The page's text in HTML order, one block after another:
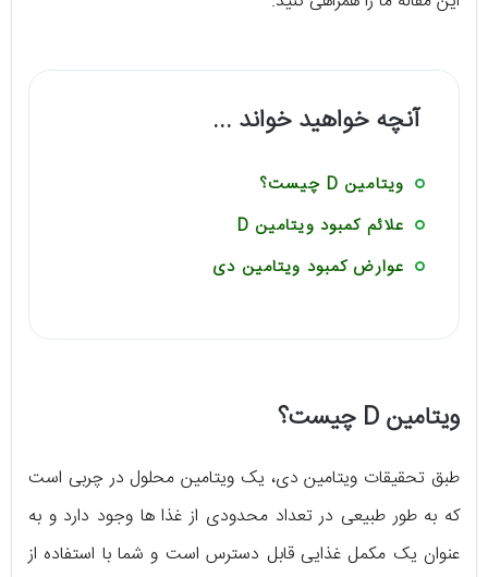
آنچه خواهید خواند ...
ویتامین D چیست؟
علائم کمبود ویتامین D
عوارض کمبود ویتامین دی
ویتامین D چیست؟
طبق تحقیقات ویتامین دی، یک ویتامین محلول در چربی است
که به طور طبیعی در تعداد محدودی از غذا ها وجود دارد و به
عنوان یک مکمل غذایی قابل دسترس است و شما با استفاده از